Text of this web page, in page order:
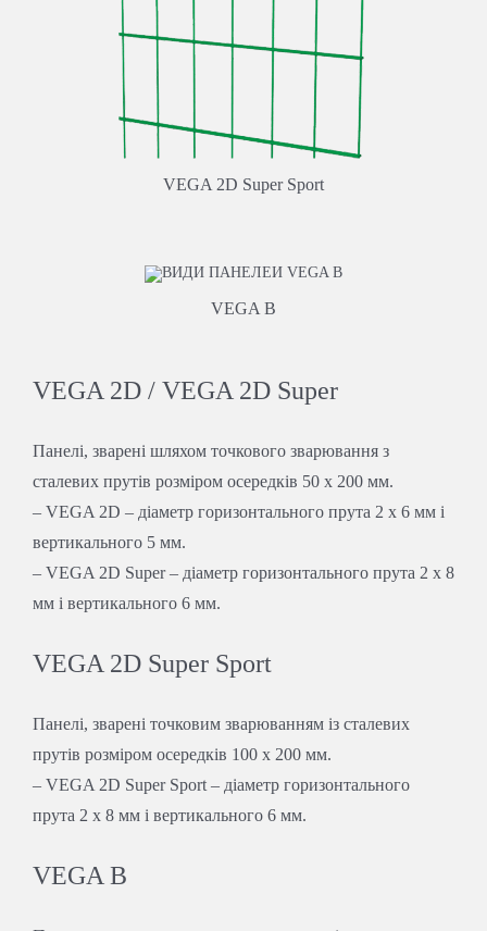
VEGA 2D Super Sport
VEGA B
VEGA 2D / VEGA 2D Super
Панелі, зварені шляхом точкового зварювання з
сталевих прутів розміром осередків 50 х 200 мм.
– VEGA 2D – діаметр горизонтального прута 2 x 6 мм і
вертикального 5 мм.
– VEGA 2D Super – діаметр горизонтального прута 2 x 8
мм і вертикального 6 мм.
VEGA 2D Super Sport
Панелі, зварені точковим зварюванням із сталевих
прутів розміром осередків 100 х 200 мм.
– VEGA 2D Super Sport – діаметр горизонтального
прута 2 x 8 мм і вертикального 6 мм.
VEGA B